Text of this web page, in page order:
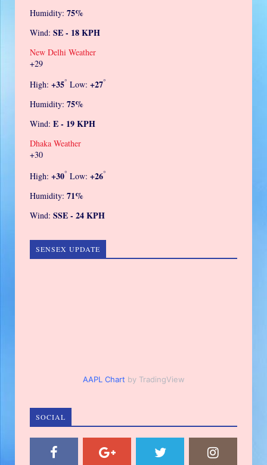
Humidity: 75%
Wind: SE - 18 KPH
New Delhi Weather
+29
High: +35° Low: +27°
Humidity: 75%
Wind: E - 19 KPH
Dhaka Weather
+30
High: +30° Low: +26°
Humidity: 71%
Wind: SSE - 24 KPH
SENSEX UPDATE
AAPL Chart by TradingView
SOCIAL